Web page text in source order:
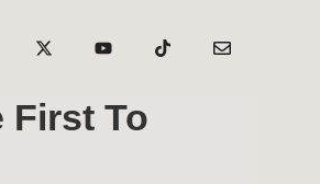
First To